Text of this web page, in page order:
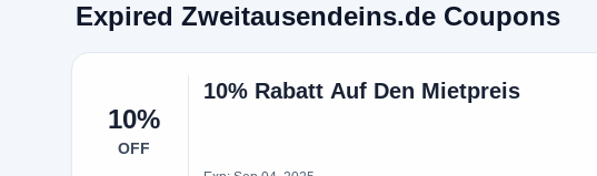
Expired Zweitausendeins.de Coupons
10%
OFF
10% Rabatt Auf Den Mietpreis